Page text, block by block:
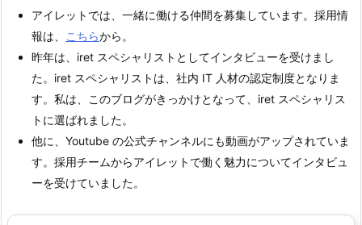
アイレットでは、一緒に働ける仲間を募集しています。採用情
報は、
こちらから。
昨年は、iret スペシャリストとしてインタビューを受けまし
た。iret スペシャリストは、社内 IT 人材の認定制度となりま
す。私は、このブログがきっかけとなって、iret スペシャリス
トに選ばれました。
他に、Youtube の公式チャンネルにも動画がアップされていま
す。採用チームからアイレットで働く魅力についてインタビュ
ーを受けていました。